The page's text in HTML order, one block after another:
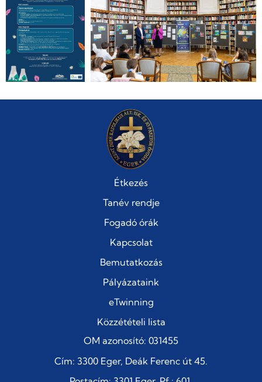
Étkezés
Tanév rendje
Fogadó órák
Kapcsolat
Bemutatkozás
Pályázataink
eTwinning
Közzétételi lista
OM azonosító: 031455
Cím: 3300 Eger, Deák Ferenc út 45.